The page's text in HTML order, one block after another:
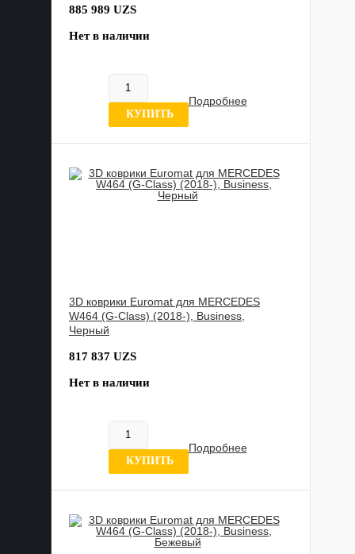
885 989 UZS
Нет в наличии
КУПИТЬ
Подробнее
3D коврики Euromat для MERCEDES
W464 (G-Class) (2018-), Business,
Черный
817 837 UZS
Нет в наличии
КУПИТЬ
Подробнее